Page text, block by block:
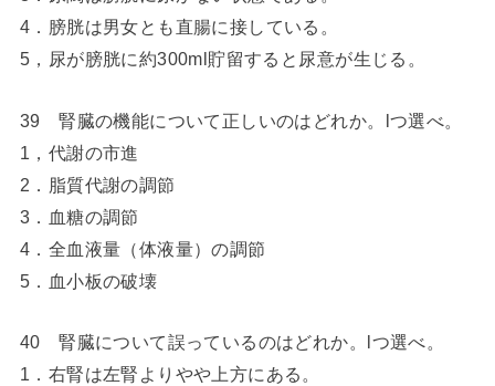
4．膀胱は男女とも直腸に接している。
5，尿が膀胱に約300ml貯留すると尿意が生じる。
39 腎臓の機能について正しいのはどれか。lつ選べ。
1，代謝の市進
2．脂質代謝の調節
3．血糖の調節
4．全血液量（体液量）の調節
5．血小板の破壊
40 腎臓について誤っているのはどれか。lつ選べ。
1．右腎は左腎よりやや上方にある。